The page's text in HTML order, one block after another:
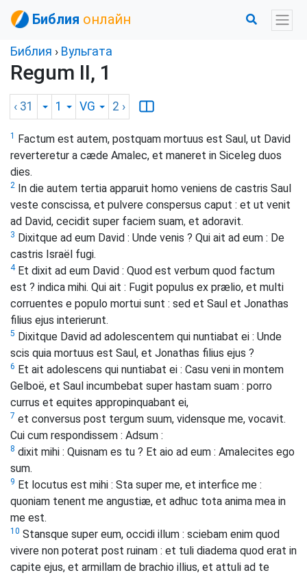
Библия онлайн
Библия › Вульгата
Regum II, 1
‹ 31 1 VG 2 ›
1
Factum est autem, postquam mortuus est Saul, ut David
reverteretur a cæde Amalec, et maneret in Siceleg duos
dies.
2
In die autem tertia apparuit homo veniens de castris Saul
veste conscissa, et pulvere conspersus caput : et ut venit
ad David, cecidit super faciem suam, et adoravit.
3 Dixitque ad eum David : Unde venis ? Qui ait ad eum : De
castris Israël fugi.
4Et dixit ad eum David : Quod est verbum quod factum
est ? indica mihi. Qui ait : Fugit populus ex prælio, et multi
corruentes e populo mortui sunt : sed et Saul et Jonathas
filius ejus interierunt.
5 Dixitque David ad adolescentem qui nuntiabat ei : Unde
scis quia mortuus est Saul, et Jonathas filius ejus ?
6 Et ait adolescens qui nuntiabat ei : Casu veni in montem
Gelboë, et Saul incumbebat super hastam suam : porro
currus et equites appropinquabant ei,
7 et conversus post tergum suum, vidensque me, vocavit.
Cui cum respondissem : Adsum :
8 dixit mihi : Quisnam es tu ? Et aio ad eum : Amalecites ego
sum.
9 Et locutus est mihi : Sta super me, et interfice me :
quoniam tenent me angustiæ, et adhuc tota anima mea in
me est.
10 Stansque super eum, occidi illum : sciebam enim quod
vivere non poterat post ruinam : et tuli diadema quod erat in
capite ejus, et armillam de brachio illius, et attuli ad te